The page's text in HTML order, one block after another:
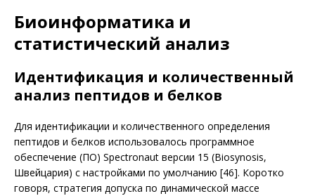
Биоинформатика и
статистический анализ
Идентификация и количественный
анализ пептидов и белков
Для идентификации и количественного определения
пептидов и белков использовалось программное
обеспечение (ПО) Spectronaut версии 15 (Biosynosis,
Швейцария) с настройками по умолчанию [46]. Коротко
говоря, стратегия допуска по динамической массе